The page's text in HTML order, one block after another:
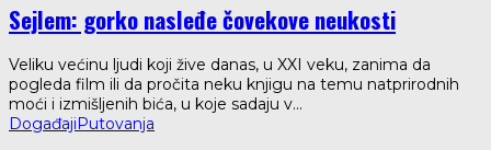
Sejlem: gorko nasleđe čovekove neukosti
Veliku većinu ljudi koji žive danas, u XXI veku, zanima da
pogleda film ili da pročita neku knjigu na temu natprirodnih
moći i izmišljenih bića, u koje sadaju v...
DogađajiPutovanja